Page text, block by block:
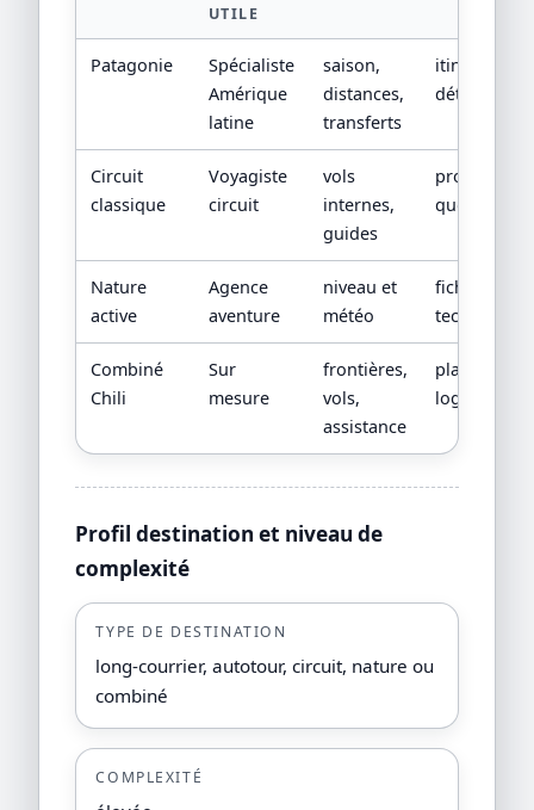
UTILE
Patagonie
Spécialiste
Amérique
latine
saison,
distances,
transferts
itinéraire
détaillé
Circuit
classique
Voyagiste
circuit
vols
internes,
guides
programme
quotidien
Nature
active
Agence
aventure
niveau et
météo
fiche
technique
Combiné
Chili
Sur
mesure
frontières,
vols,
assistance
plan
logistique
Profil destination et niveau de
complexité
TYPE DE DESTINATION
long-courrier, autotour, circuit, nature ou
combiné
COMPLEXITÉ